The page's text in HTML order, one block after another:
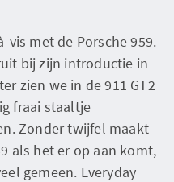
vis met de Porsche 959.
bij zijn introductie in
zien we in de 911 GT2
fraai staaltje
Zonder twijfel maakt
als het er op aan komt,
gemeen. Everyday